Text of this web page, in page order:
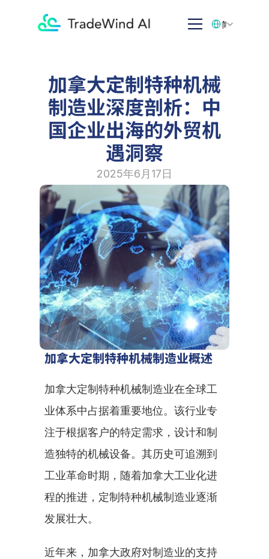
加拿大定制特种机械
制造业深度剖析：中
国企业出海的外贸机
遇洞察
2025年6月17日
加拿大定制特种机械制造业概述
加拿大定制特种机械制造业在全球工
业体系中占据着重要地位。该行业专
注于根据客户的特定需求，设计和制
造独特的机械设备。其历史可追溯到
工业革命时期，随着加拿大工业化进
程的推进，定制特种机械制造业逐渐
发展壮大。
近年来，加拿大政府对制造业的支持
简体中文